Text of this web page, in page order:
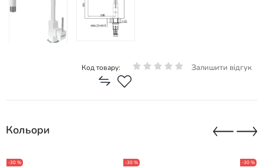
Код товару: Залишити відгук
Кольори
-30 % -30 % -30 %